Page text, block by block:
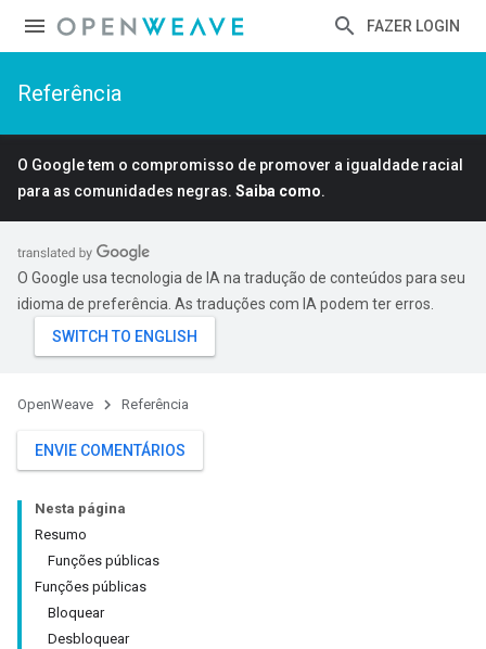
FAZER LOGIN
Referência
O Google tem o compromisso de promover a igualdade racial
para as comunidades negras. Saiba como.
O Google usa tecnologia de IA na tradução de conteúdos para seu
idioma de preferência. As traduções com IA podem ter erros.
OpenWeave Referência
ENVIE COMENTÁRIOS
Nesta página
Resumo
Funções públicas
Funções públicas
Bloquear
Desbloquear